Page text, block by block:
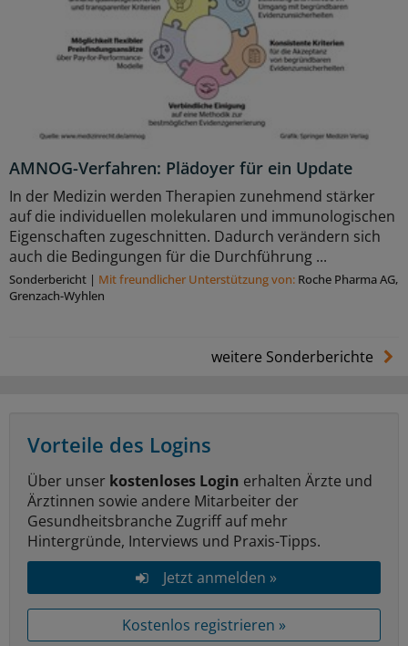
AMNOG-Verfahren: Plädoyer für ein Update
In der Medizin werden Therapien zunehmend stärker
auf die individuellen molekularen und immunologischen
Eigenschaften zugeschnitten. Dadurch verändern sich
auch die Bedingungen für die Durchführung ...
Sonderbericht | Mit freundlicher Unterstützung von: Roche Pharma AG,
Grenzach-Wyhlen
weitere Sonderberichte
Vorteile des Logins
Über unser kostenloses Login erhalten Ärzte und
Ärztinnen sowie andere Mitarbeiter der
Gesundheitsbranche Zugriff auf mehr
Hintergründe, Interviews und Praxis-Tipps.
Jetzt anmelden »
Kostenlos registrieren »